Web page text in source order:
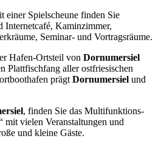
einer Spielscheune finden Sie
Internetcafé, Kaminzimmer,
Seminar- und Vortragsräume.
Hafen-Ortsteil von Dornumersiel
Plattfischfang aller ostfriesischen
prägt Dornumersiel und
, finden Sie das Multifunktions-
mit vielen Veranstaltungen und
und kleine Gäste.